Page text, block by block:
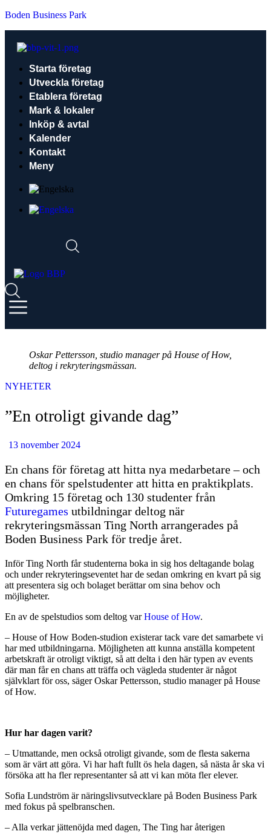
Boden Business Park
Starta företag
Utveckla företag
Etablera företag
Mark & lokaler
Inköp & avtal
Kalender
Kontakt
Meny
Oskar Pettersson, studio manager på House of How,
deltog i rekryteringsmässan.
NYHETER
”En otroligt givande dag”
13 november 2024
En chans för företag att hitta nya medarbetare – och
en chans för spelstudenter att hitta en praktikplats.
Omkring 15 företag och 130 studenter från
Futuregames utbildningar deltog när
rekryteringsmässan Ting North arrangerades på
Boden Business Park för tredje året.
Inför Ting North får studenterna boka in sig hos deltagande bolag
och under rekryteringseventet har de sedan omkring en kvart på sig
att presentera sig och bolaget berättar om sina behov och
möjligheter.
En av de spelstudios som deltog varHouse of How.
– House of How Boden-studion existerar tack vare det samarbete vi
har med utbildningarna. Möjligheten att kunna anställa kompetent
arbetskraft är otroligt viktigt, så att delta i den här typen av events
där man får en chans att träffa och vägleda studenter är något
självklart för oss, säger Oskar Pettersson, studio manager på House
of How.
Hur har dagen varit?
– Utmattande, men också otroligt givande, som de flesta sakerna
som är värt att göra. Vi har haft fullt ös hela dagen, så nästa år ska vi
försöka att ha fler representanter så att vi kan möta fler elever.
Sofia Lundström är näringslivsutvecklare på Boden Business Park
med fokus på spelbranschen.
– Alla verkar jättenöjda med dagen, The Ting har återigen